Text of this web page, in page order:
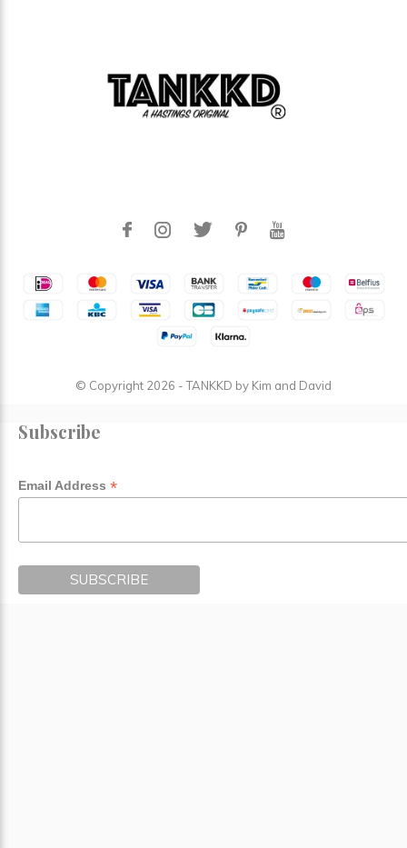
© Copyright 2026 - TANKKD by Kim and David
Subscribe
Email Address *